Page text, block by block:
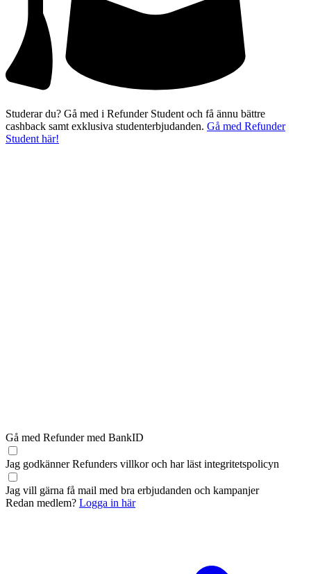
Studerar du? Gå med i Refunder Student och få ännu bättre
cashback samt exklusiva studenterbjudanden. Gå med Refunder
Student här!
Gå med Refunder med BankID
Jag godkänner Refunders villkoroch har läst integritetspolicyn
Jag vill gärna få mail med bra erbjudanden och kampanjer
Redan medlem? Logga in här